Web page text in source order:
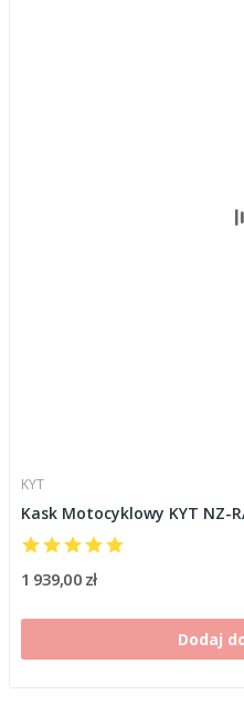
KYT
Kask Motocyklowy KYT NZ-
1 939,00 zł
Dodaj